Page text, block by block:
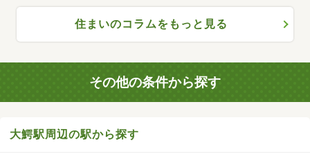
住まいのコラムをもっと見る
その他の条件から探す
大鰐駅周辺の駅から探す